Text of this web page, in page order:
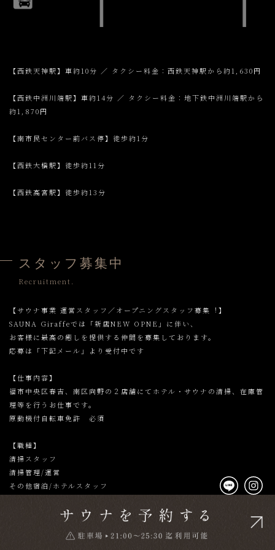
【西鉄天神駅】車約10分 ／ タクシー料金：西鉄天神駅から約1,630円
【西鉄中洲川端駅】車約14分 ／ タクシー料金：地下鉄中洲川端駅から
約1,870円
【南市民センター前バス停】徒歩約1分
【西鉄大橋駅】徒歩約11分
【西鉄高宮駅】徒歩約13分
スタッフ募集中
Recruitment.
【サウナ事業 運営スタッフ／オープニングスタッフ募集︕】
SAUNA Giraffeでは「新店NEW OPNE」に伴い、
お客様に最高の癒しを提供する仲間を募集しております。
応募は「下記メール」より受付中です
【仕事内容】
福市中央区春吉、南区向野の２店舗にてホテル・サウナの清掃、在庫管
理等を行うお仕事です。
原動機付自転車免許 必須
【職種】
清掃スタッフ
清掃管理/運営
その他宿泊/ホテルスタッフ
【求める人材】
責任を持って最後まで前向きに業務に取り組める方